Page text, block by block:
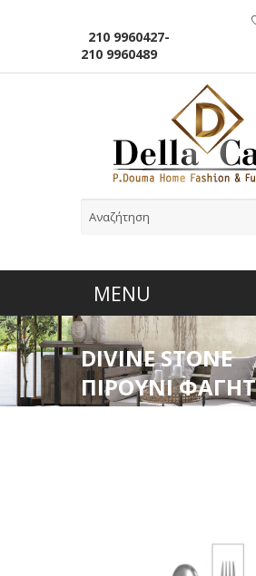
210 9960427-
210 9960489
DIVINE STONE
ΠΙΡΟΥΝΙ
18/8 21.2ΕΚ